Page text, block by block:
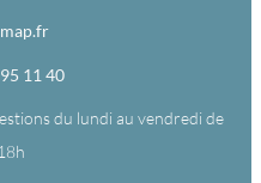
11 40
du lundi au vendredi de